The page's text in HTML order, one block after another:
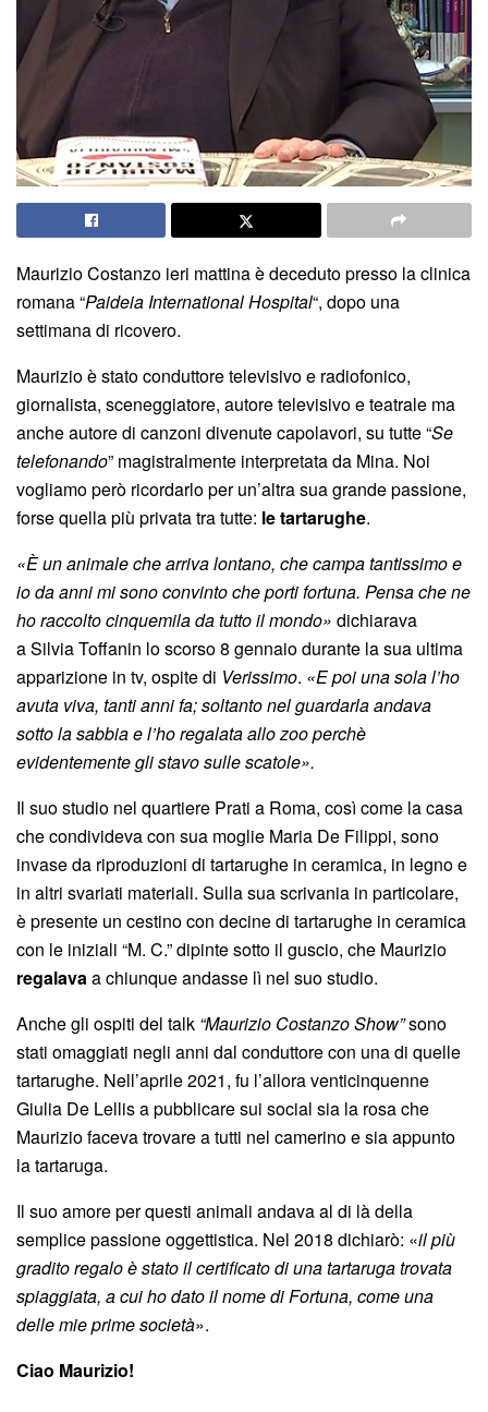
Maurizio Costanzo ieri mattina è deceduto presso la clinica
romana “Paideia International Hospital“, dopo una
settimana di ricovero.
Maurizio è stato conduttore televisivo e radiofonico,
giornalista, sceneggiatore, autore televisivo e teatrale ma
anche autore di canzoni divenute capolavori, su tutte “Se
telefonando” magistralmente interpretata da Mina. Noi
vogliamo però ricordarlo per un’altra sua grande passione,
forse quella più privata tra tutte: le tartarughe.
«È un animale che arriva lontano, che campa tantissimo e
io da anni mi sono convinto che porti fortuna. Pensa che ne
ho raccolto cinquemila da tutto il mondo» dichiarava
a Silvia Toffanin lo scorso 8 gennaio durante la sua ultima
apparizione in tv, ospite di Verissimo. «E poi una sola l’ho
avuta viva, tanti anni fa; soltanto nel guardarla andava
sotto la sabbia e l’ho regalata allo zoo perchè
evidentemente gli stavo sulle scatole».
Il suo studio nel quartiere Prati a Roma, così come la casa
che condivideva con sua moglie Maria De Filippi, sono
invase da riproduzioni di tartarughe in ceramica, in legno e
in altri svariati materiali. Sulla sua scrivania in particolare,
è presente un cestino con decine di tartarughe in ceramica
con le iniziali “M. C.” dipinte sotto il guscio, che Maurizio
regalavaa chiunque andasse lì nel suo studio.
Anche gli ospiti del talk “Maurizio Costanzo Show”sono
stati omaggiati negli anni dal conduttore con una di quelle
tartarughe. Nell’aprile 2021, fu l’allora venticinquenne
Giulia De Lellis a pubblicare sui social sia la rosa che
Maurizio faceva trovare a tutti nel camerino e sia appunto
la tartaruga.
Il suo amore per questi animali andava al di là della
semplice passione oggettistica. Nel 2018 dichiarò: «il più
gradito regalo è stato il certificato di una tartaruga trovata
spiaggiata, a cui ho dato il nome di Fortuna, come una
delle mie prime società».
Ciao Maurizio!